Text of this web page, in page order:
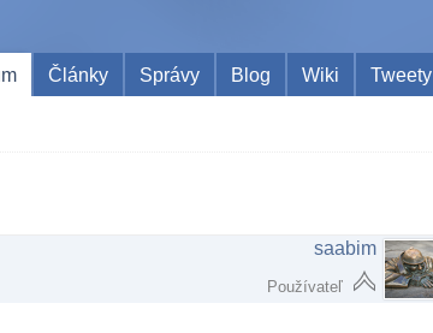
Články Správy Blog Wiki Tweety
saabim
Používateľ